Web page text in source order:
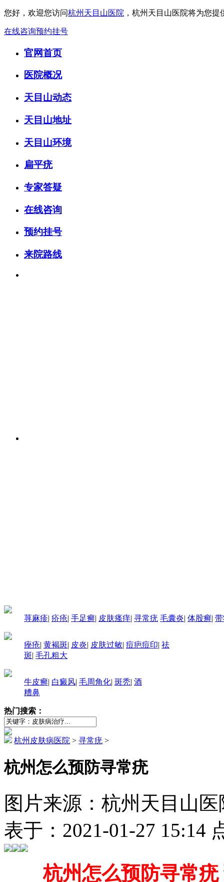
您好，欢迎您访问杭州天目山医院 ，杭州天目山医院将为您
在线咨询预约挂号
官网首页
医院概况
天目山动态
天目山地址
天目山环境
扁平疣
专家答疑
在线咨询
预约挂号
来院路线
荨麻疹| 疥疮| 手足癣| 皮肤瘙痒| 寻常疣 毛囊炎| 体股癣|
痤疮| 黄褐斑| 皮炎| 皮肤过敏| 痘疤痘印| 祛
斑| 毛孔粗大
牛皮癣| 白癜风| 毛周角化| 斑秃| 酒
糟鼻
热门搜索：
杭州皮肤病医院 > 寻常疣 >
杭州怎么预防寻常疣
图片来源：杭州天目山
表于：2021-01-27 15:14
杭州怎么预防寻常疣